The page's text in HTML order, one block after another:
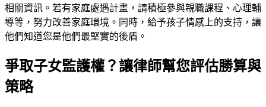
相關資訊。若有家庭處遇計畫，請積極參與親職課程、心理輔
導等，努力改善家庭環境。同時，給予孩子情感上的支持，讓
他們知道您是他們最堅實的後盾。
爭取子女監護權？讓律師幫您評估勝算與
策略